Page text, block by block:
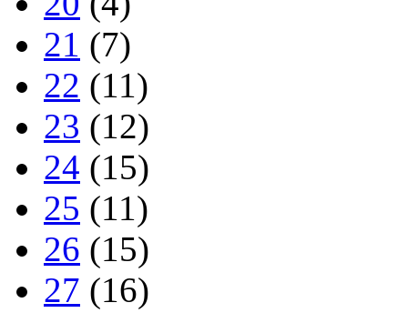
21 (7)
22 (11)
23 (12)
24 (15)
25 (11)
26 (15)
27 (16)